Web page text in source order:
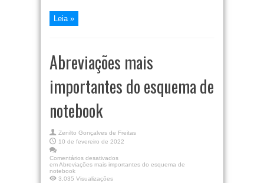
Leia »
Abreviações mais
importantes do esquema de
notebook
Zenilto Gonçalves de Freitas
10 de fevereiro de 2022
Comentários desativados
em Abreviações mais importantes do esquema de
notebook
3,035 Visualizações